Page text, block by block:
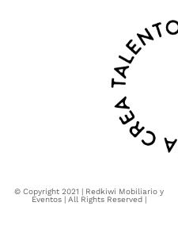
© Copyright 2021 | Redkiwi Mobiliario y
Eventos | All Rights Reserved |